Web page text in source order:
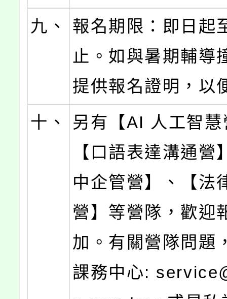
九、
報名期限：即日起
止。如與暑期輔導
提供報名證明，以
十、
另有【AI 人工智
【口語表達溝通營
中企管營】、【法
營】等營隊，歡迎
加。有關營隊問題
課務中心: